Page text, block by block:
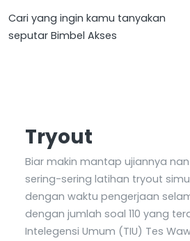
Cari yang ingin kamu tanyakan
seputar Bimbel Akses
Tryout
Biar makin mantap ujiannya
sering-sering latihan tryout
dengan waktu pengerjaan
dengan jumlah soal 110 yang
Intelegensi Umum (TIU) Tes